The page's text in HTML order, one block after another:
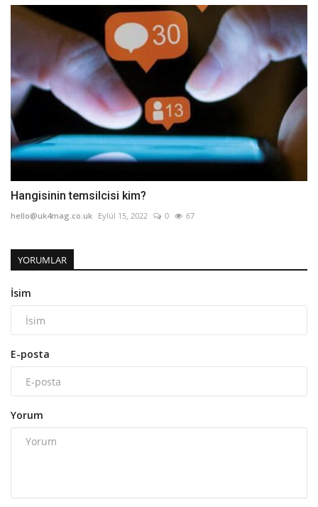
Hangisinin temsilcisi kim?
hello@uk4mag.co.uk Eylül 15, 2022 0 67
YORUMLAR
İsim
E-posta
Yorum